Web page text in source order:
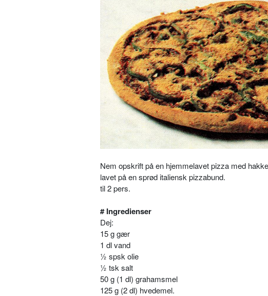
Nem opskrift på en hjemmelavet pizza med
lavet på en sprød italiensk pizzabund.
til 2 pers.
# Ingredienser
Dej:
15 g gær
1 dl vand
½ spsk olie
½ tsk salt
50 g (1 dl) grahamsmel
125 g (2 dl) hvedemel.